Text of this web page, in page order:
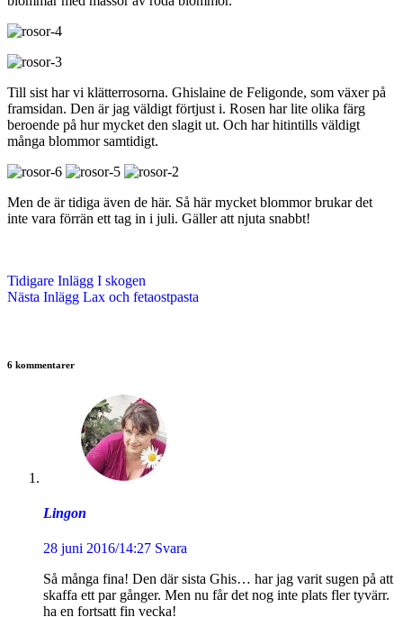
Till sist har vi klätterrosorna. Ghislaine de Feligonde, som växer på
framsidan. Den är jag väldigt förtjust i. Rosen har lite olika färg
beroende på hur mycket den slagit ut. Och har hitintills väldigt
många blommor samtidigt.
Men de är tidiga även de här. Så här mycket blommor brukar det
inte vara förrän ett tag in i juli. Gäller att njuta snabbt!
Tidigare Inlägg I skogen
Nästa Inlägg Lax och fetaostpasta
6 kommentarer
Lingon
28 juni 2016/14:27 Svara
Så många fina! Den där sista Ghis… har jag varit sugen på att
skaffa ett par gånger. Men nu får det nog inte plats fler tyvärr.
ha en fortsatt fin vecka!